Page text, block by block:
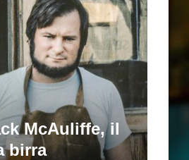
McAuliffe, il
birra